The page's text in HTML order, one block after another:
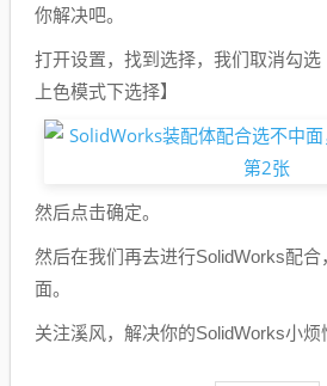
你解决吧。
打开设置，找到选择，我们取消勾
上色模式下选择】
然后点击确定。
然后在我们再去进行SolidWorks配
面。
关注溪风，解决你的SolidWorks小烦